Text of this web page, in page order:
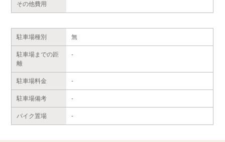
その他費用
駐車場種別 無
駐車場までの距
離
-
駐車場料金 -
駐車場備考 -
バイク置場 -